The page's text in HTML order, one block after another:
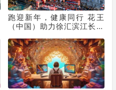
跑迎新年，健康同行 花王
（中国）助力徐汇滨江长跑